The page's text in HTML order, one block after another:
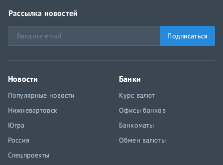
Рассылка новостей
Подписаться
Новости
Популярные новости
Нижневартовск
Югра
Россия
Спецпроекты
Банки
Курс валют
Офисы банков
Банкоматы
Обмен валюты